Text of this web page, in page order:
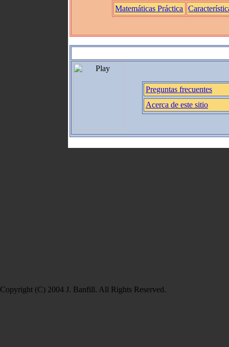
Matemáticas Práctica
Preguntas frecuentes
Acerca de este sitio
Copyright (C) 2004 J. Banfill. All Rights Reserved.